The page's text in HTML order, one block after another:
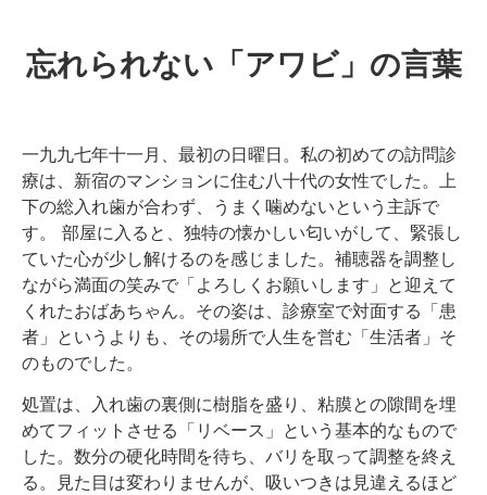
忘れられない「アワビ」の言葉
一九九七年十一月、最初の日曜日。私の初めての訪問診
療は、新宿のマンションに住む八十代の女性でした。上
下の総入れ歯が合わず、うまく噛めないという主訴で
す。 部屋に入ると、独特の懐かしい匂いがして、緊張し
ていた心が少し解けるのを感じました。補聴器を調整し
ながら満面の笑みで「よろしくお願いします」と迎えて
くれたおばあちゃん。その姿は、診療室で対面する「患
者」というよりも、その場所で人生を営む「生活者」そ
のものでした。
処置は、入れ歯の裏側に樹脂を盛り、粘膜との隙間を埋
めてフィットさせる「リベース」という基本的なもので
した。数分の硬化時間を待ち、バリを取って調整を終え
る。見た目は変わりませんが、吸いつきは見違えるほど